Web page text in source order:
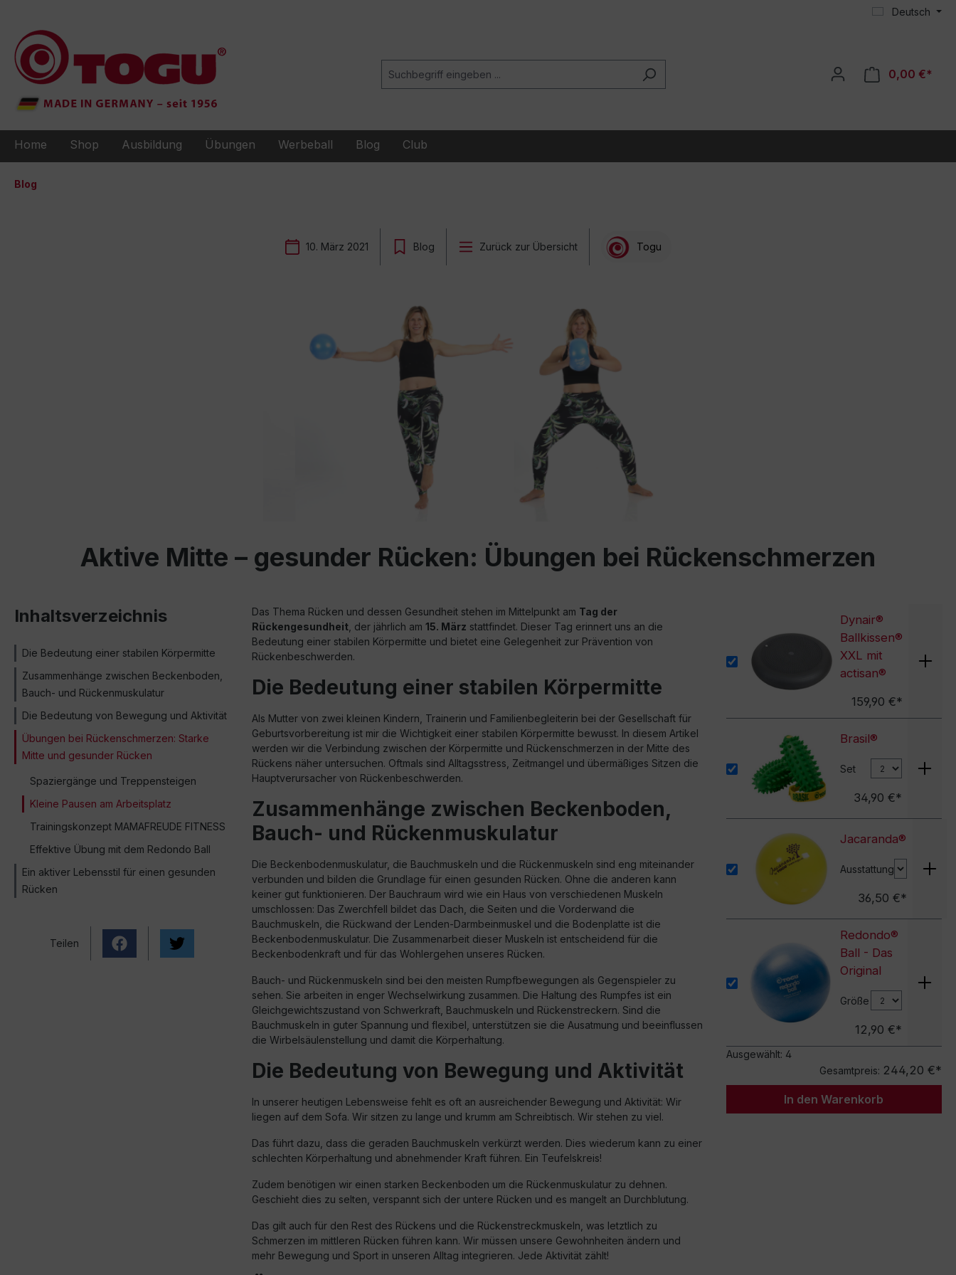
Deutsch
0,00 €*
Home Shop Ausbildung Übungen Werbeball Blog Club
Blog
10. März 2021 Blog Zurück zur Übersicht Togu
Aktive Mitte – gesunder Rücken: Übungen bei Rückenschmerzen
Inhaltsverzeichnis
Die Bedeutung einer stabilen Körpermitte
Zusammenhänge zwischen Beckenboden,
Bauch- und Rückenmuskulatur
Die Bedeutung von Bewegung und Aktivität
Übungen bei Rückenschmerzen: Starke
Mitte und gesunder Rücken
Spaziergänge und Treppensteigen
Kleine Pausen am Arbeitsplatz
Trainingskonzept MAMAFREUDE FITNESS
Effektive Übung mit dem Redondo Ball
Ein aktiver Lebensstil für einen gesunden
Rücken
Teilen
Das Thema Rücken und dessen Gesundheit stehen im Mittelpunkt am Tag der
Rückengesundheit, der jährlich am 15. März stattfindet. Dieser Tag erinnert uns an die
Bedeutung einer stabilen Körpermitte und bietet eine Gelegenheit zur Prävention von
Rückenbeschwerden.
Die Bedeutung einer stabilen Körpermitte
Als Mutter von zwei kleinen Kindern, Trainerin und Familienbegleiterin bei der Gesellschaft für
Geburtsvorbereitung ist mir die Wichtigkeit einer stabilen Körpermitte bewusst. In diesem Artikel
werden wir die Verbindung zwischen der Körpermitte und Rückenschmerzen in der Mitte des
Rückens näher untersuchen. Oftmals sind Alltagsstress, Zeitmangel und übermäßiges Sitzen die
Hauptverursacher von Rückenbeschwerden.
Zusammenhänge zwischen Beckenboden,
Bauch- und Rückenmuskulatur
Die Beckenbodenmuskulatur, die Bauchmuskeln und die Rückenmuskeln sind eng miteinander
verbunden und bilden die Grundlage für einen gesunden Rücken. Ohne die anderen kann
keiner gut funktionieren. Der Bauchraum wird wie ein Haus von verschiedenen Muskeln
umschlossen: Das Zwerchfell bildet das Dach, die Seiten und die Vorderwand die
Bauchmuskeln, die Rückwand der Lenden-Darmbeinmuskel und die Bodenplatte ist die
Beckenbodenmuskulatur. Die Zusammenarbeit dieser Muskeln ist entscheidend für die
Beckenbodenkraft und für das Wohlergehen unseres Rücken.
Bauch- und Rückenmuskeln sind bei den meisten Rumpfbewegungen als Gegenspieler zu
sehen. Sie arbeiten in enger Wechselwirkung zusammen. Die Haltung des Rumpfes ist ein
Gleichgewichtszustand von Schwerkraft, Bauchmuskeln und Rückenstreckern. Sind die
Bauchmuskeln in guter Spannung und flexibel, unterstützen sie die Ausatmung und beeinflussen
die Wirbelsäulenstellung und damit die Körperhaltung.
Die Bedeutung von Bewegung und Aktivität
In unserer heutigen Lebensweise fehlt es oft an ausreichender Bewegung und Aktivität: Wir
liegen auf dem Sofa. Wir sitzen zu lange und krumm am Schreibtisch. Wir stehen zu viel.
Das führt dazu, dass die geraden Bauchmuskeln verkürzt werden. Dies wiederum kann zu einer
schlechten Körperhaltung und abnehmender Kraft führen. Ein Teufelskreis!
Zudem benötigen wir einen starken Beckenboden um die Rückenmuskulatur zu dehnen.
Geschieht dies zu selten, verspannt sich der untere Rücken und es mangelt an Durchblutung.
Das gilt auch für den Rest des Rückens und die Rückenstreckmuskeln, was letztlich zu
Schmerzen im mittleren Rücken führen kann. Wir müssen unsere Gewohnheiten ändern und
mehr Bewegung und Sport in unseren Alltag integrieren. Jede Aktivität zählt!
Dynair®
Ballkissen®
XXL mit
actisan®
159,90 €*
Brasil®
Set
34,90 €*
Jacaranda®
Ausstattung
36,50 €*
Redondo®
Ball - Das
Original
Größe
12,90 €*
Ausgewählt: 4
Gesamtpreis: 244,20 €*
In den Warenkorb